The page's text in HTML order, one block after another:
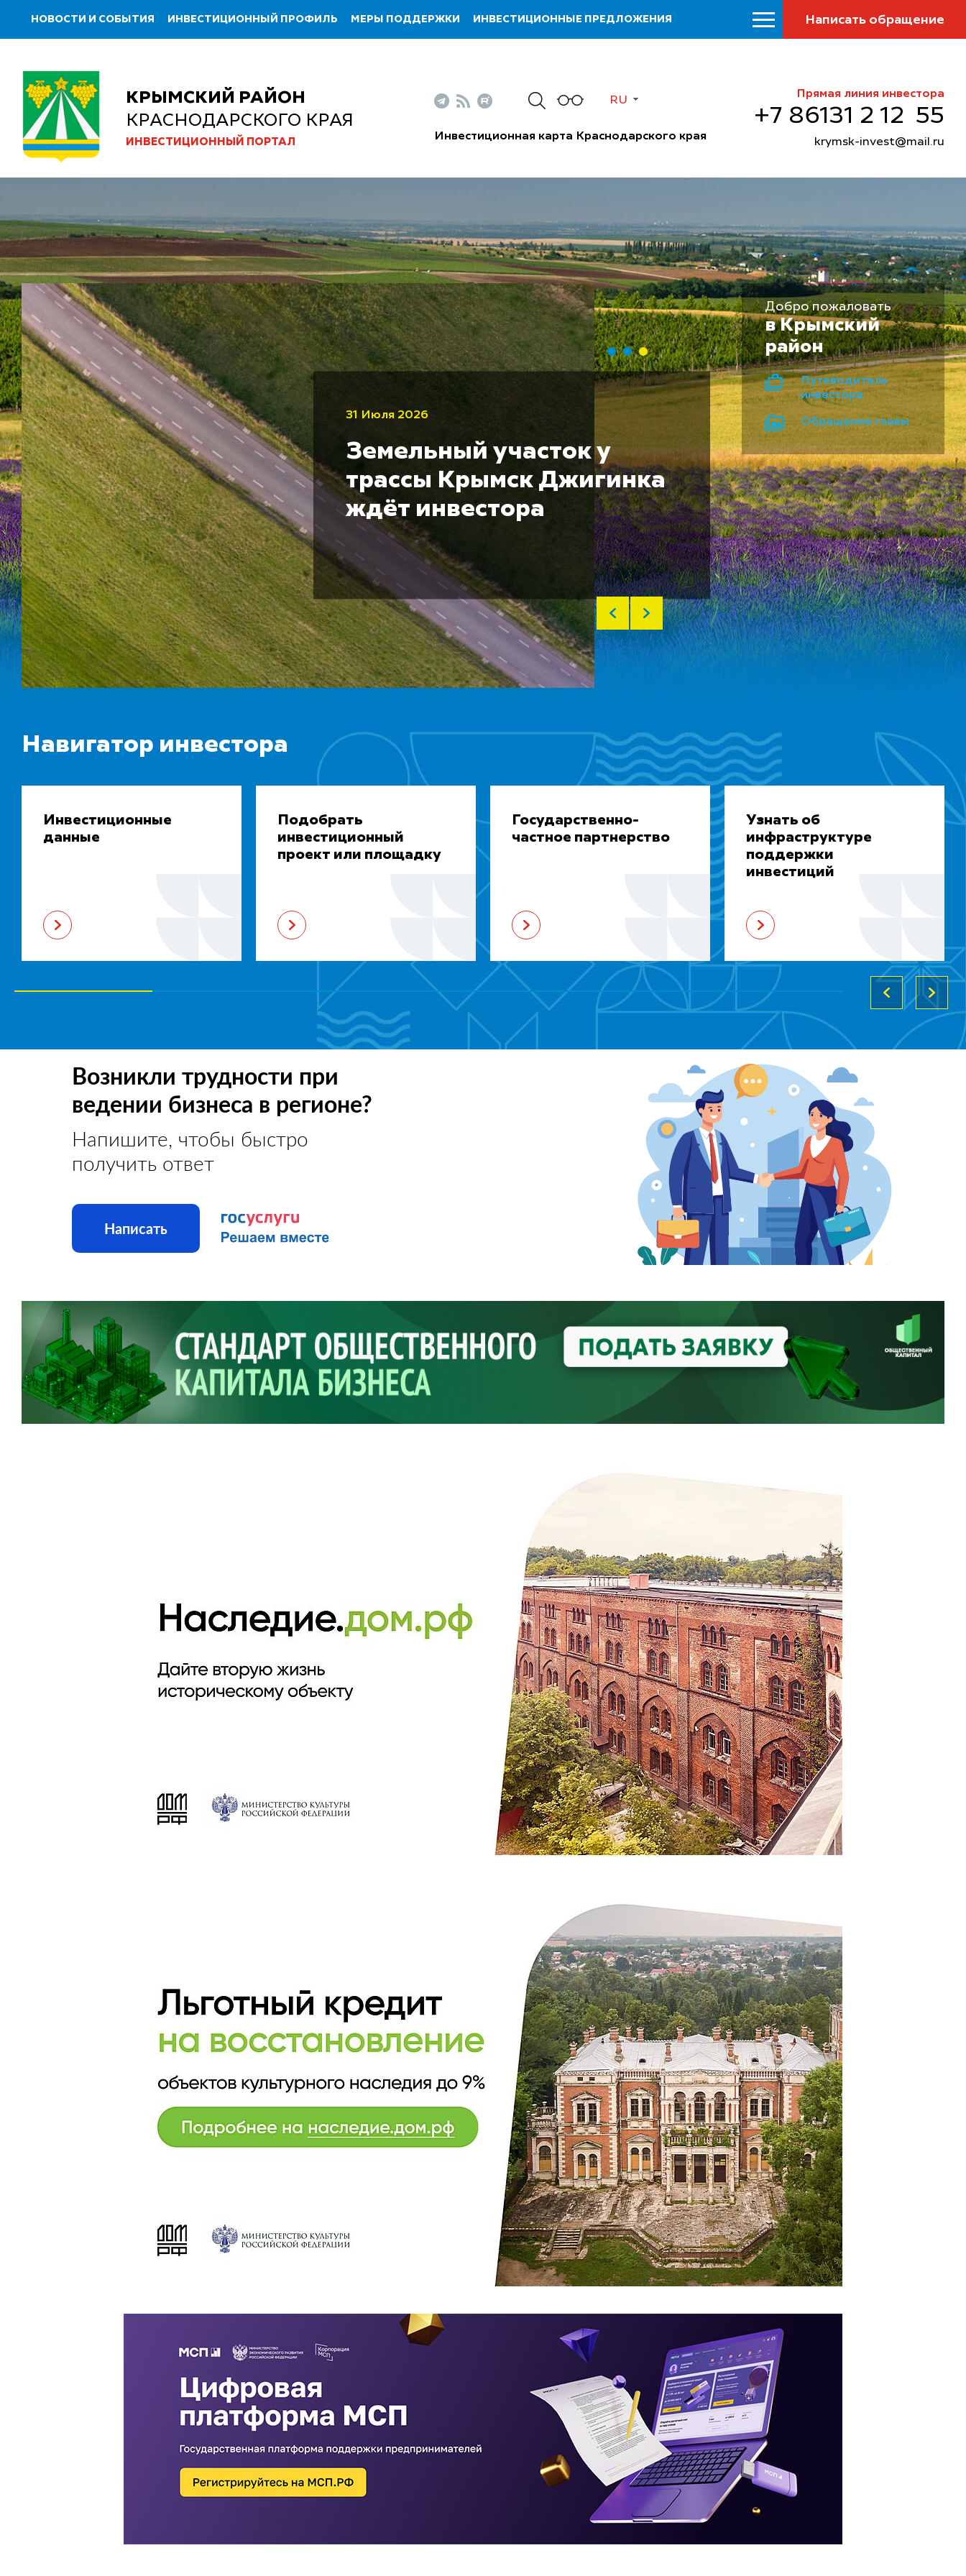
НОВОСТИ И СОБЫТИЯ ИНВЕСТИЦИОННЫЙ ПРОФИЛЬ МЕРЫ ПОДДЕРЖКИ ИНВЕСТИЦИОННЫЕ ПРЕДЛОЖЕНИЯ Написать обращение
КРЫМСКИЙ РАЙОН
КРАСНОДАРСКОГО КРАЯ
ИНВЕСТИЦИОННЫЙ ПОРТАЛ
RU
Инвестиционная карта Краснодарского края
Прямая линия инвестора
+7 86131 2 12 55
krymsk-invest@mail.ru
31 Июля 2026
Земельный участок у
трассы Крымск Джигинка
ждёт инвестора
Добро пожаловать
в Крымский
район
Путеводитель
инвестора
Обращение главы
Навигатор инвестора
Инвестиционные
данные
Подобрать
инвестиционный
проект или площадку
Государственно-
частное партнерство
Узнать об
инфраструктуре
поддержки
инвестиций
Возникли трудности при
ведении бизнеса в регионе?
Напишите, чтобы быстро
получить ответ
Написать